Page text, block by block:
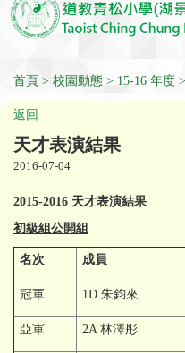
首頁 校園動態 15-16 年度
返回
天才表演結果
2016-07-04
2015-2016 天才表演結果
初級組公開組
名次 成員
冠軍 1D 朱鈞來
亞軍 2A 林澤彤